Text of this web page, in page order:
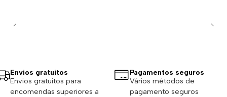
Envios gratuitos
Envios gratuitos para
encomendas superiores a
Pagamentos seguros
Vários métodos de
pagamento seguros